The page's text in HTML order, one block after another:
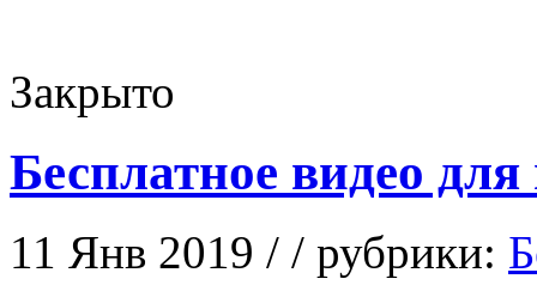
Закрыто
Бесплатное видео
11 Янв 2019 / / рубрики: